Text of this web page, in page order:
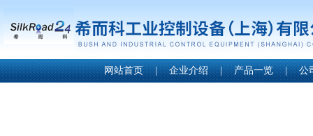
网站首页 | 企业介绍 | 产品一览 | 公